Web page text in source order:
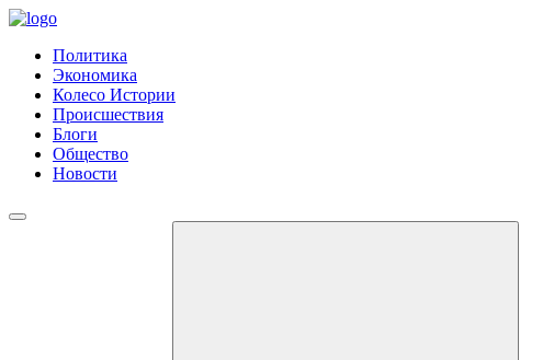
Политика
Экономика
Колесо Истории
Происшествия
Блоги
Общество
Новости